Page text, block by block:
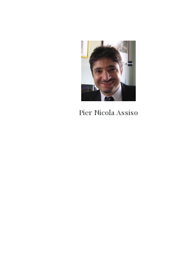
Pier Nicola Assiso